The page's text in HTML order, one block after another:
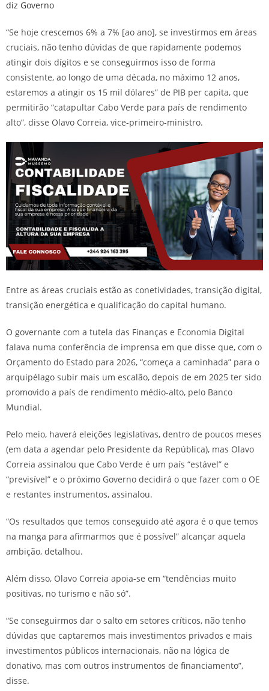
“Se hoje crescemos 6% a 7% [ao ano], se investirmos em áreas
cruciais, não tenho dúvidas de que rapidamente podemos
atingir dois dígitos e se conseguirmos isso de forma
consistente, ao longo de uma década, no máximo 12 anos,
estaremos a atingir os 15 mil dólares” de PIB per capita, que
permitirão “catapultar Cabo Verde para país de rendimento
alto”, disse Olavo Correia, vice-primeiro-ministro.
Entre as áreas cruciais estão as conetividades, transição digital,
transição energética e qualificação do capital humano.
O governante com a tutela das Finanças e Economia Digital
falava numa conferência de imprensa em que disse que, com o
Orçamento do Estado para 2026, “começa a caminhada” para o
arquipélago subir mais um escalão, depois de em 2025 ter sido
promovido a país de rendimento médio-alto, pelo Banco
Mundial.
Pelo meio, haverá eleições legislativas, dentro de poucos meses
(em data a agendar pelo Presidente da República), mas Olavo
Correia assinalou que Cabo Verde é um país “estável” e
“previsível” e o próximo Governo decidirá o que fazer com o OE
e restantes instrumentos, assinalou.
“Os resultados que temos conseguido até agora é o que temos
na manga para afirmarmos que é possível” alcançar aquela
ambição, detalhou.
Além disso, Olavo Correia apoia-se em “tendências muito
positivas, no turismo e não só”.
“Se conseguirmos dar o salto em setores críticos, não tenho
dúvidas que captaremos mais investimentos privados e mais
investimentos públicos internacionais, não na lógica de
donativo, mas com outros instrumentos de financiamento”,
disse.